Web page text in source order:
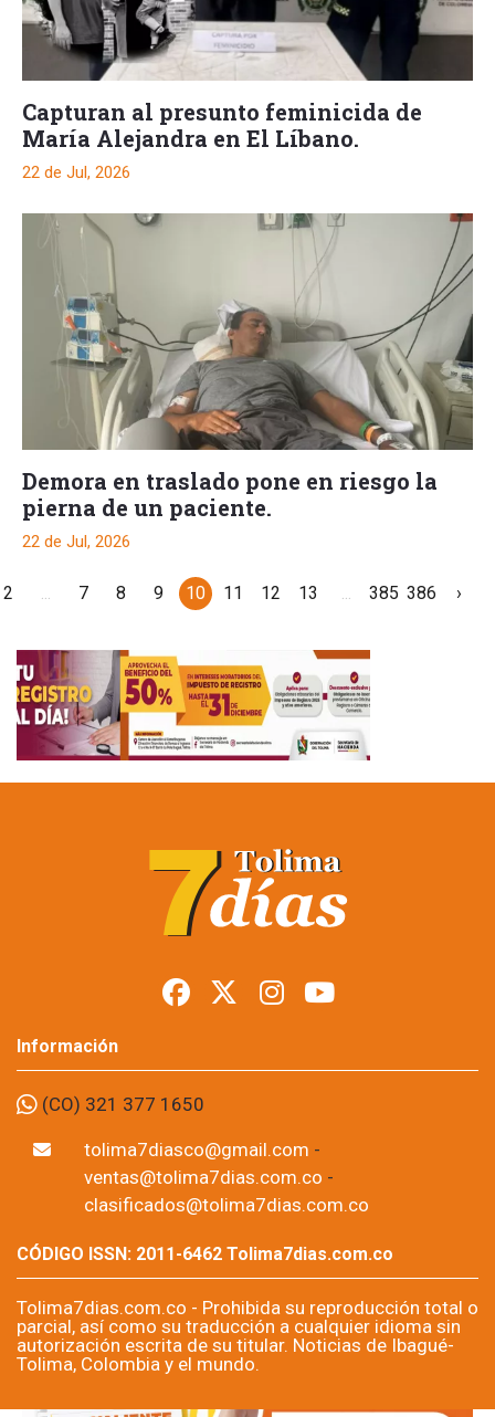
Capturan al presunto feminicida de
María Alejandra en El Líbano.
22 de Jul, 2026
Demora en traslado pone en riesgo la
pierna de un paciente.
22 de Jul, 2026
2 ... 7 8 9 10 11 12 13 ... 385 386 ›
Información
(CO) 321 377 1650
tolima7diasco@gmail.com -
ventas@tolima7dias.com.co -
clasificados@tolima7dias.com.co
CÓDIGO ISSN: 2011-6462 Tolima7dias.com.co
Tolima7dias.com.co - Prohibida su reproducción total o
parcial, así como su traducción a cualquier idioma sin
autorización escrita de su titular. Noticias de Ibagué-
Tolima, Colombia y el mundo.